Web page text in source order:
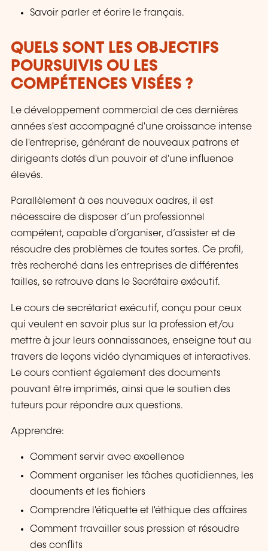
Savoir parler et écrire le français.
QUELS SONT LES OBJECTIFS
POURSUIVIS OU LES
COMPÉTENCES VISÉES ?
Le développement commercial de ces dernières
années s'est accompagné d'une croissance intense
de l'entreprise, générant de nouveaux patrons et
dirigeants dotés d'un pouvoir et d'une influence
élevés.
Parallèlement à ces nouveaux cadres, il est
nécessaire de disposer d’un professionnel
compétent, capable d’organiser, d’assister et de
résoudre des problèmes de toutes sortes. Ce profil,
très recherché dans les entreprises de différentes
tailles, se retrouve dans le Secrétaire exécutif.
Le cours de secrétariat exécutif, conçu pour ceux
qui veulent en savoir plus sur la profession et/ou
mettre à jour leurs connaissances, enseigne tout au
travers de leçons vidéo dynamiques et interactives.
Le cours contient également des documents
pouvant être imprimés, ainsi que le soutien des
tuteurs pour répondre aux questions.
Apprendre:
Comment servir avec excellence
Comment organiser les tâches quotidiennes, les
documents et les fichiers
Comprendre l'étiquette et l'éthique des affaires
Comment travailler sous pression et résoudre
des conflits